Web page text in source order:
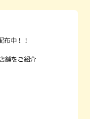
布中！！
舗をご紹介